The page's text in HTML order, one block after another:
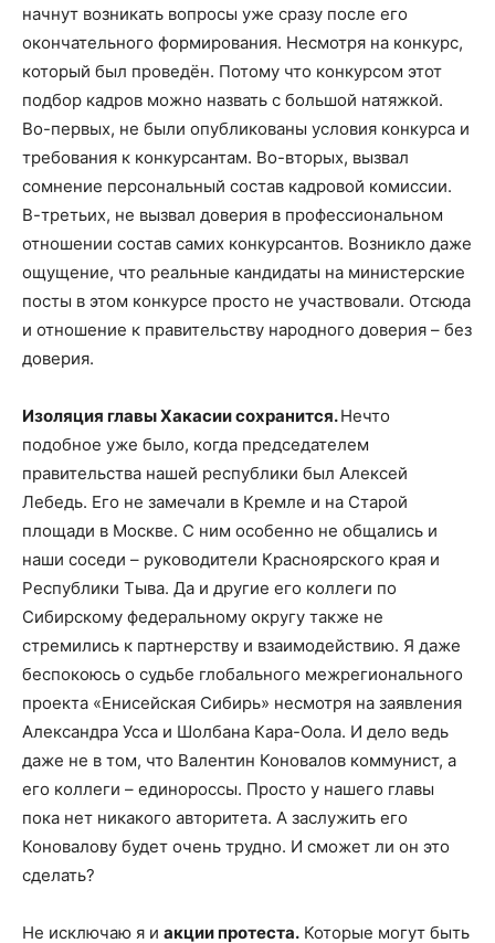
начнут возникать вопросы уже сразу после его
окончательного формирования. Несмотря на конкурс,
который был проведён. Потому что конкурсом этот
подбор кадров можно назвать с большой натяжкой.
Во-первых, не были опубликованы условия конкурса и
требования к конкурсантам. Во-вторых, вызвал
сомнение персональный состав кадровой комиссии.
В-третьих, не вызвал доверия в профессиональном
отношении состав самих конкурсантов. Возникло даже
ощущение, что реальные кандидаты на министерские
посты в этом конкурсе просто не участвовали. Отсюда
и отношение к правительству народного доверия – без
доверия.
Изоляция главы Хакасии сохранится.Нечто
подобное уже было, когда председателем
правительства нашей республики был Алексей
Лебедь. Его не замечали в Кремле и на Старой
площади в Москве. С ним особенно не общались и
наши соседи – руководители Красноярского края и
Республики Тыва. Да и другие его коллеги по
Сибирскому федеральному округу также не
стремились к партнерству и взаимодействию. Я даже
беспокоюсь о судьбе глобального межрегионального
проекта «Енисейская Сибирь» несмотря на заявления
Александра Усса и Шолбана Кара-Оола. И дело ведь
даже не в том, что Валентин Коновалов коммунист, а
его коллеги – единороссы. Просто у нашего главы
пока нет никакого авторитета. А заслужить его
Коновалову будет очень трудно. И сможет ли он это
сделать?
Не исключаю я и акции протеста. Которые могут быть